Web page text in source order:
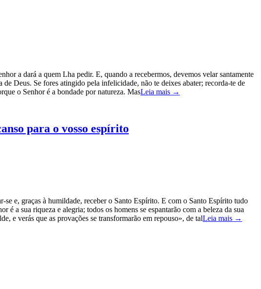
a dará a quem Lha pedir. E, quando a recebermos, devemos velar santamente
Deus. Se fores atingido pela infelicidade, não te deixes abater; recorda-te de
o Senhor é a bondade por natureza. MasLeia mais →
para o vosso espírito
e, graças à humildade, receber o Santo Espírito. E com o Santo Espírito tudo
a sua riqueza e alegria; todos os homens se espantarão com a beleza da sua
e verás que as provações se transformarão em repouso», de talLeia mais →